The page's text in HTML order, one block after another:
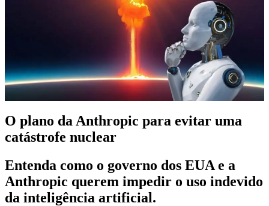
O plano da Anthropic para evitar uma
catástrofe nuclear
Entenda como o governo dos EUA e a
Anthropic querem impedir o uso indevido
da inteligência artificial.